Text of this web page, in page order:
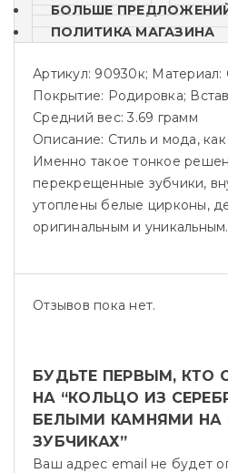
БОЛЬШЕ
ПОЛИТИКА МАГАЗИНА
Артикул: 90930к;
Покрытие: Родировка;
Средний вес: 3.69 грамм
Описание: Стиль и мода,
Именно такое тонкое
перекрещенные зубчики,
утоплены белые цирконы,
оригинальным и уникальным.
Отзывов пока нет.
БУДЬТЕ ПЕРВЫМ, КТО
НА “КОЛЬЦО ИЗ
БЕЛЫМИ КАМНЯМИ НА
ЗУБЧИКАХ”
Ваш адрес email не будет